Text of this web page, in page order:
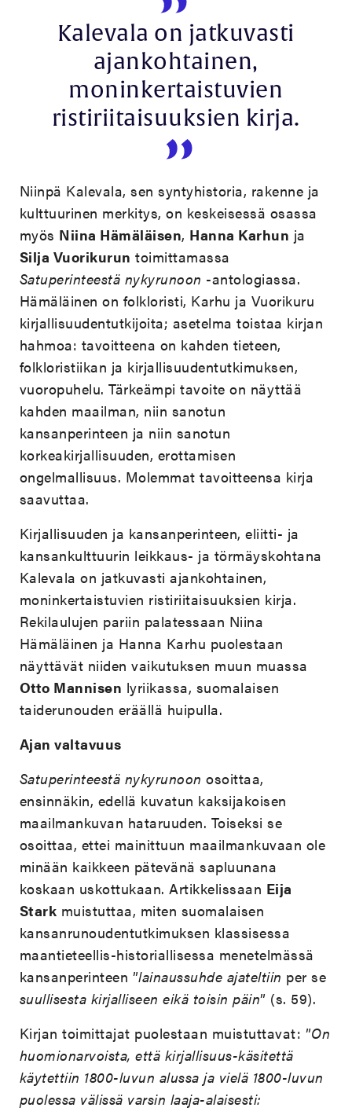
Kalevala on jatkuvasti
ajankohtainen,
moninkertaistuvien
ristiriitaisuuksien kirja.
Niinpä Kalevala, sen syntyhistoria, rakenne ja
kulttuurinen merkitys, on keskeisessä osassa
myös Niina Hämäläisen, Hanna Karhun ja
Silja Vuorikurun toimittamassa
Satuperinteestä nykyrunoon -antologiassa.
Hämäläinen on folkloristi, Karhu ja Vuorikuru
kirjallisuudentutkijoita; asetelma toistaa kirjan
hahmoa: tavoitteena on kahden tieteen,
folkloristiikan ja kirjallisuudentutkimuksen,
vuoropuhelu. Tärkeämpi tavoite on näyttää
kahden maailman, niin sanotun
kansanperinteen ja niin sanotun
korkeakirjallisuuden, erottamisen
ongelmallisuus. Molemmat tavoitteensa kirja
saavuttaa.
Kirjallisuuden ja kansanperinteen, eliitti- ja
kansankulttuurin leikkaus- ja törmäyskohtana
Kalevala on jatkuvasti ajankohtainen,
moninkertaistuvien ristiriitaisuuksien kirja.
Rekilaulujen pariin palatessaan Niina
Hämäläinen ja Hanna Karhu puolestaan
näyttävät niiden vaikutuksen muun muassa
Otto Mannisen lyriikassa, suomalaisen
taiderunouden eräällä huipulla.
Ajan valtavuus
Satuperinteestä nykyrunoon osoittaa,
ensinnäkin, edellä kuvatun kaksijakoisen
maailmankuvan hataruuden. Toiseksi se
osoittaa, ettei mainittuun maailmankuvaan ole
minään kaikkeen pätevänä sapluunana
koskaan uskottukaan. Artikkelissaan Eija
Stark muistuttaa, miten suomalaisen
kansanrunoudentutkimuksen klassisessa
maantieteellis-historiallisessa menetelmässä
kansanperinteen ”lainaussuhde ajateltiin per se
suullisesta kirjalliseen eikä toisin päin” (s. 59).
Kirjan toimittajat puolestaan muistuttavat: ”On
huomionarvoista, että kirjallisuus-käsitettä
käytettiin 1800-luvun alussa ja vielä 1800-luvun
puolessa välissä varsin laaja-alaisesti: